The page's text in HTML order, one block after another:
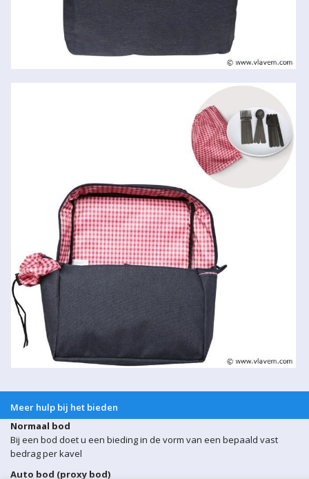
Meer hulp bij het bieden
Normaal bod
Bij een bod doet u een bieding in de vorm van een bepaald vast
bedrag per kavel
Auto bod (proxy bod)